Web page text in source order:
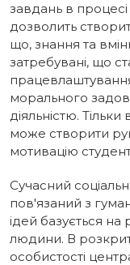
завдань в
дозволить
що, знання та
затребувані, що
морального
діяльністю.
може створити
мотивацію
Сучасний
пов'язаний з
ідей базується на
людини. В
особистості